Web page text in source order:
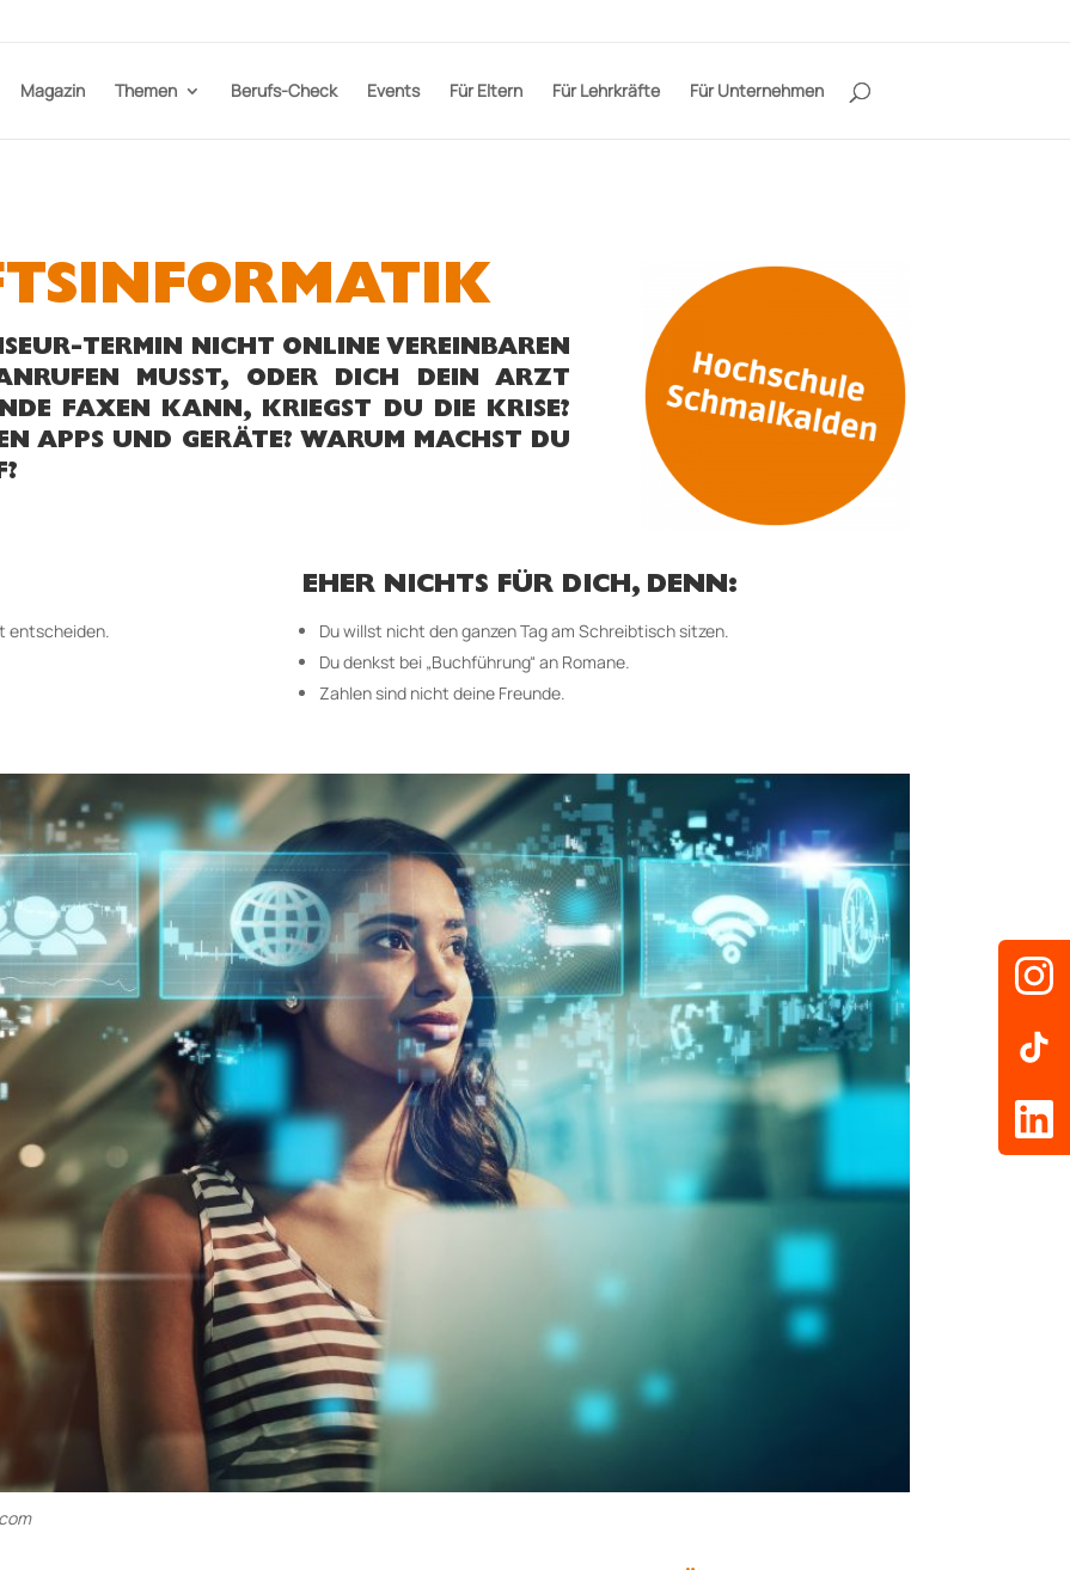
Magazin Themen Berufs-Check Events Für Eltern Für Lehrkräfte Für Unternehmen
TERMIN NICHT ONLINE VEREINBAREN
MUSST, ODER DICH DEIN ARZT
FAXEN KANN, KRIEGST DU DIE KRISE?
APPS UND GERÄTE? WARUM MACHST DU
entscheiden.
EHER NICHTS FÜR DICH, DENN:
Du willst nicht den ganzen Tag am Schreib­tisch sitzen.
Du denkst bei „Buchführung“ an Romane.
Zahlen sind nicht deine Freunde.